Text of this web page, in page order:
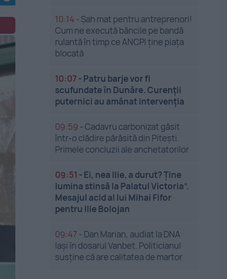
10:14 - Șah mat pentru antreprenori!
Cum ne execută băncile pe bandă
rulantă în timp ce ANCPI ține piața
blocată
10:07 - Patru barje vor fi
scufundate în Dunăre. Curenții
puternici au amânat intervenția
09:59 -Cadavru carbonizat găsit
într-o clădire părăsită din Pitești.
Primele concluzii ale anchetatorilor
09:51 - Ei, nea Ilie, a durut? Ține
lumina stinsă la Palatul Victoria”.
Mesajul acid al lui Mihai Fifor
pentru Ilie Bolojan
09:47 - Dan Marian, audiat la DNA
Iași în dosarul Vanbet. Politicianul
susține că are calitatea de martor